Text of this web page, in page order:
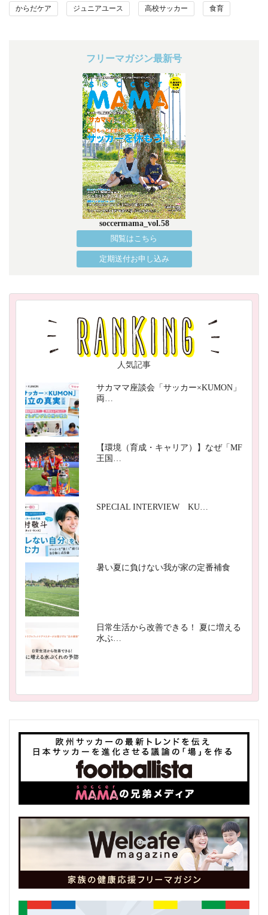
からだケア ジュニアユース 高校サッカー 食育
フリーマガジン最新号
soccermama_vol.58
閲覧はこちら
定期送付お申し込み
人気記事
サカママ座談会「サッカー×KUMON」
両…
【環境（育成・キャリア）】なぜ「MF
王国…
SPECIAL INTERVIEW KU…
暑い夏に負けない我が家の定番補食
日常生活から改善できる！ 夏に増える
水ぶ…